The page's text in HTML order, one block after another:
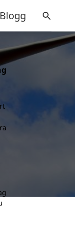
Blogg